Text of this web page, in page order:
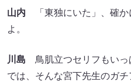
山内 「東独にいた」、確か
よ。
川島 鳥肌立つセリフもいっ
では、そんな宮下先生のガチ